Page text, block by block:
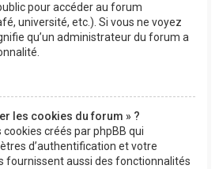
pour accéder au forum
université, etc.). Si vous ne voyez
qu’un administrateur du forum a
les cookies du forum » ?
créés par phpBB qui
d’authentification et votre
fournissent aussi des fonctionnalités